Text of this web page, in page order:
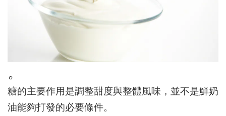
。
糖的主要作用是調整甜度與整體風味，並不是鮮奶
油能夠打發的必要條件。